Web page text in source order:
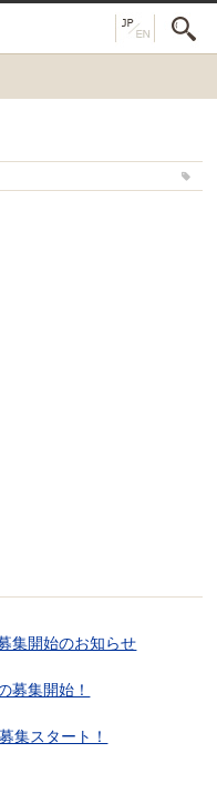
集開始のお知らせ
募集開始！
スタート！